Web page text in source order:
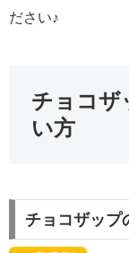
ださい♪
チョコザ
い方
チョコザップ